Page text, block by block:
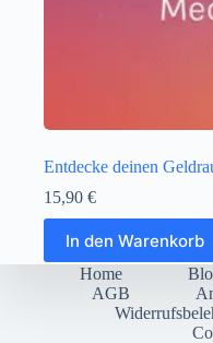
Entdecke deinen
15,90 €
In den Warenkorb
Home
AGB